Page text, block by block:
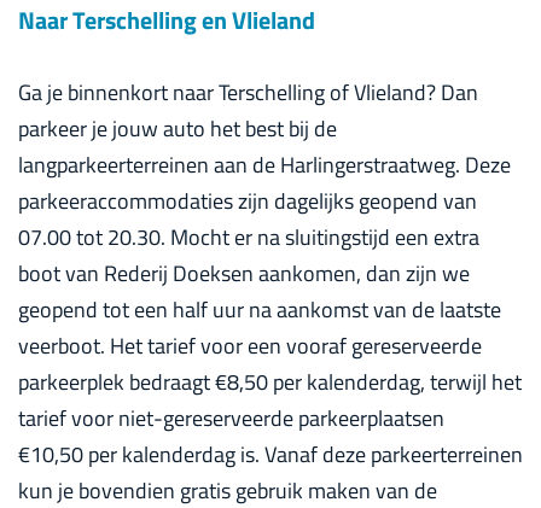
Naar Terschelling en Vlieland
Ga je binnenkort naar Terschelling of Vlieland? Dan
parkeer je jouw auto het best bij de
langparkeerterreinen aan de Harlingerstraatweg. Deze
parkeeraccommodaties zijn dagelijks geopend van
07.00 tot 20.30. Mocht er na sluitingstijd een extra
boot van Rederij Doeksen aankomen, dan zijn we
geopend tot een half uur na aankomst van de laatste
veerboot. Het tarief voor een vooraf gereserveerde
parkeerplek bedraagt €8,50 per kalenderdag, terwijl het
tarief voor niet-gereserveerde parkeerplaatsen
€10,50 per kalenderdag is. Vanaf deze parkeerterreinen
kun je bovendien gratis gebruik maken van de